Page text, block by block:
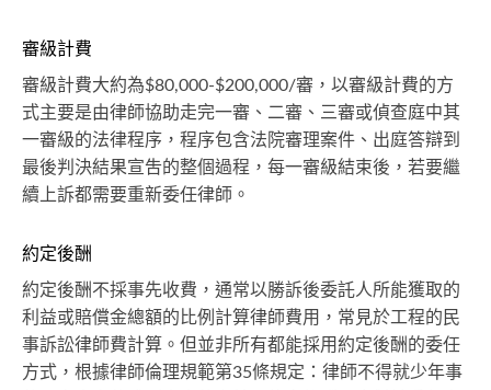
審級計費
審級計費大約為$80,000-$200,000/審，以審級計費的方
式主要是由律師協助走完一審、二審、三審或偵查庭中其
一審級的法律程序，程序包含法院審理案件、出庭答辯到
最後判決結果宣吿的整個過程，每一審級結束後，若要繼
續上訴都需要重新委任律師。
約定後酬
約定後酬不採事先收費，通常以勝訴後委託人所能獲取的
利益或賠償金總額的比例計算律師費用，常見於工程的民
事訴訟律師費計算。但並非所有都能採用約定後酬的委任
方式，根據律師倫理規範第35條規定：律師不得就少年事